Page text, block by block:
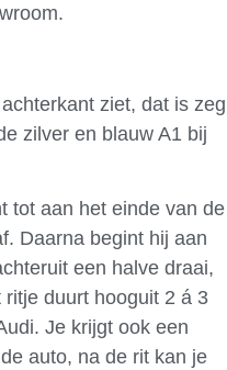
ziet, dat is zeg
zilver en blauw A1 bij
tot aan het einde van de
Daarna begint hij aan
een halve draai,
duurt hooguit 2 á 3
Je krijgt ook een
auto, na de rit kan je